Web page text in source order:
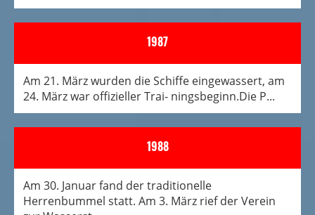
1987
Am 21. März wurden die Schiffe eingewassert, am
24. März war offizieller Trai- ningsbeginn.Die P...
1988
Am 30. Januar fand der traditionelle
Herrenbummel statt. Am 3. März rief der Verein